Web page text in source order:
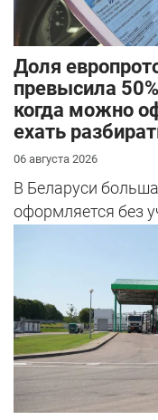
Доля
превысила
когда можно
ехать
06 августа 2026
В Беларуси
оформляется без